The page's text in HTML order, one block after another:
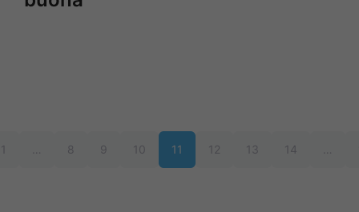
1 8 9 10 11 12 13 14